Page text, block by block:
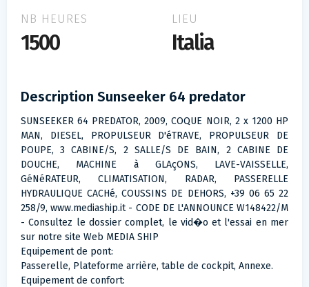
NB HEURES
1500
LIEU
Italia
Description Sunseeker 64 predator
SUNSEEKER 64 PREDATOR, 2009, COQUE NOIR, 2 x 1200 HP
MAN, DIESEL, PROPULSEUR D'éTRAVE, PROPULSEUR DE
POUPE, 3 CABINE/S, 2 SALLE/S DE BAIN, 2 CABINE DE
DOUCHE, MACHINE à GLAçONS, LAVE-VAISSELLE,
GéNéRATEUR, CLIMATISATION, RADAR, PASSERELLE
HYDRAULIQUE CACHé, COUSSINS DE DEHORS, +39 06 65 22
258/9, www.mediaship.it - CODE DE L'ANNOUNCE W148422/M
- Consultez le dossier complet, le vid�o et l'essai en mer
sur notre site Web MEDIA SHIP
Equipement de pont:
Passerelle, Plateforme arrière, table de cockpit, Annexe.
Equipement de confort: